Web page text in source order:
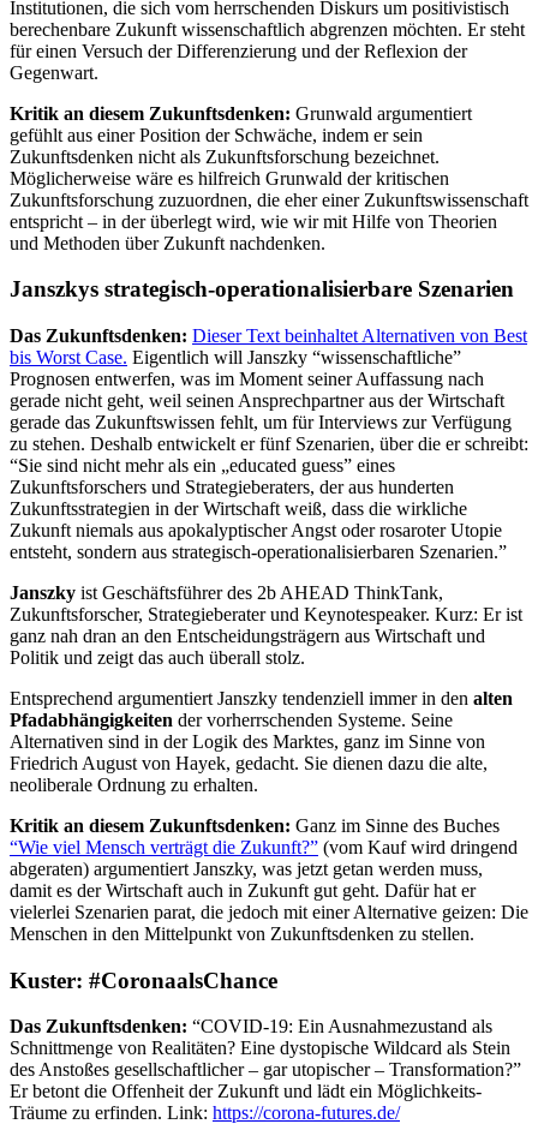
Institutionen, die sich vom herrschenden Diskurs um positivistisch
berechenbare Zukunft wissenschaftlich abgrenzen möchten. Er steht
für einen Versuch der Differenzierung und der Reflexion der
Gegenwart.
Kritik an diesem Zukunftsdenken: Grunwald argumentiert
gefühlt aus einer Position der Schwäche, indem er sein
Zukunftsdenken nicht als Zukunftsforschung bezeichnet.
Möglicherweise wäre es hilfreich Grunwald der kritischen
Zukunftsforschung zuzuordnen, die eher einer Zukunftswissenschaft
entspricht – in der überlegt wird, wie wir mit Hilfe von Theorien
und Methoden über Zukunft nachdenken.
Janszkys strategisch-operationalisierbare Szenarien
Das Zukunftsdenken: Dieser Text beinhaltet Alternativen von Best
bis Worst Case. Eigentlich will Janszky “wissenschaftliche”
Prognosen entwerfen, was im Moment seiner Auffassung nach
gerade nicht geht, weil seinen Ansprechpartner aus der Wirtschaft
gerade das Zukunftswissen fehlt, um für Interviews zur Verfügung
zu stehen. Deshalb entwickelt er fünf Szenarien, über die er schreibt:
“Sie sind nicht mehr als ein „educated guess” eines
Zukunftsforschers und Strategieberaters, der aus hunderten
Zukunftsstrategien in der Wirtschaft weiß, dass die wirkliche
Zukunft niemals aus apokalyptischer Angst oder rosaroter Utopie
entsteht, sondern aus strategisch-operationalisierbaren Szenarien.”
Janszky ist Geschäftsführer des 2b AHEAD ThinkTank,
Zukunftsforscher, Strategieberater und Keynotespeaker. Kurz: Er ist
ganz nah dran an den Entscheidungsträgern aus Wirtschaft und
Politik und zeigt das auch überall stolz.
Entsprechend argumentiert Janszky tendenziell immer in den alten
Pfadabhängigkeiten der vorherrschenden Systeme. Seine
Alternativen sind in der Logik des Marktes, ganz im Sinne von
Friedrich August von Hayek, gedacht. Sie dienen dazu die alte,
neoliberale Ordnung zu erhalten.
Kritik an diesem Zukunftsdenken: Ganz im Sinne des Buches
“Wie viel Mensch verträgt die Zukunft?” (vom Kauf wird dringend
abgeraten) argumentiert Janszky, was jetzt getan werden muss,
damit es der Wirtschaft auch in Zukunft gut geht. Dafür hat er
vielerlei Szenarien parat, die jedoch mit einer Alternative geizen: Die
Menschen in den Mittelpunkt von Zukunftsdenken zu stellen.
Kuster: #CoronaalsChance
Das Zukunftsdenken: “COVID-19: Ein Ausnahmezustand als
Schnittmenge von Realitäten? Eine dystopische Wildcard als Stein
des Anstoßes gesellschaftlicher – gar utopischer – Transformation?”
Er betont die Offenheit der Zukunft und lädt ein Möglichkeits-
Träume zu erfinden. Link: https://corona-futures.de/